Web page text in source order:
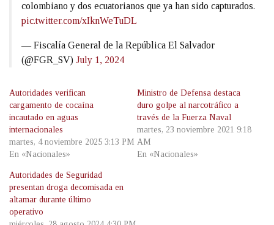
colombiano y dos ecuatorianos que ya han sido capturados.
pic.twitter.com/xIknWeTuDL
— Fiscalía General de la República El Salvador
(@FGR_SV) July 1, 2024
Autoridades verifican
cargamento de cocaína
incautado en aguas
internacionales
martes, 4 noviembre 2025 3:13 PM
En «Nacionales»
Ministro de Defensa destaca
duro golpe al narcotráfico a
través de la Fuerza Naval
martes, 23 noviembre 2021 9:18
AM
En «Nacionales»
Autoridades de Seguridad
presentan droga decomisada en
altamar durante último
operativo